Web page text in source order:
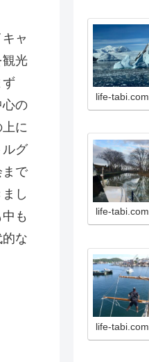
ャ
観光
ず
心の
に
ルグ
まで
し
も
な
life-tabi.com
life-tabi.com
life-tabi.com